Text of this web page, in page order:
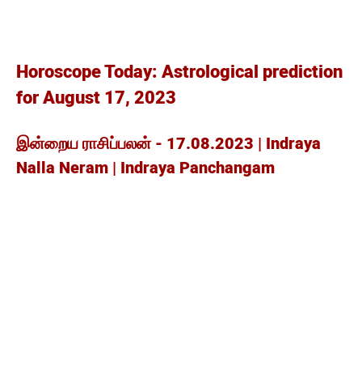
Horoscope Today: Astrological prediction
for August 17, 2023
இன்றைய ராசிப்பலன் - 17.08.2023 | Indraya
Nalla Neram | Indraya Panchangam